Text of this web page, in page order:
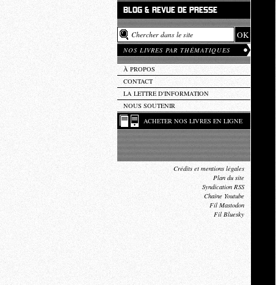
BLOG & REVUE DE PRESSE
NOS LIVRES PAR THÉMATIQUES
À PROPOS
CONTACT
LA LETTRE D'INFORMATION
NOUS SOUTENIR
ACHETER NOS LIVRES EN LIGNE
Crédits et mentions légales
Plan du site
Syndication RSS
Chaîne Youtube
Fil Mastodon
Fil Bluesky